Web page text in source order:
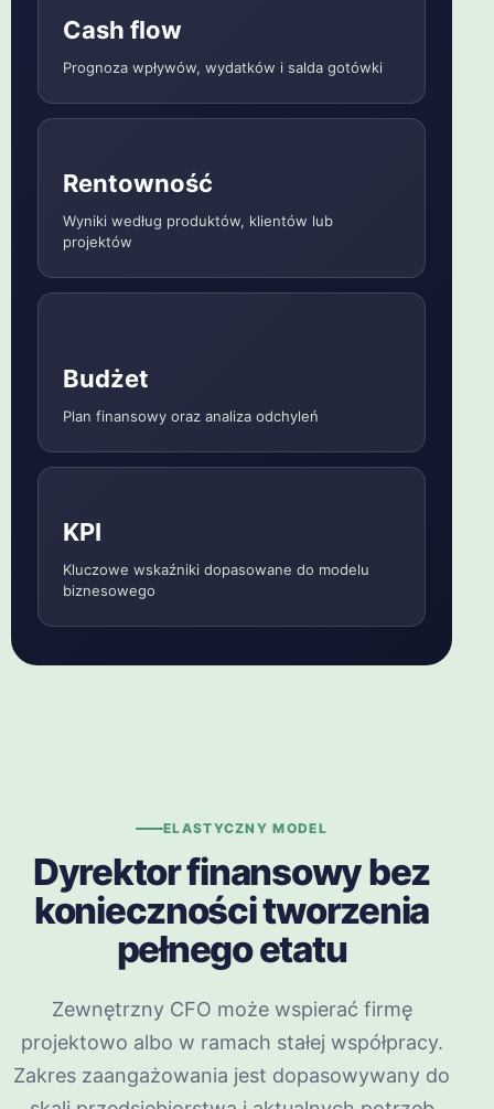
Cash flow
Prognoza wpływów, wydatków i salda gotówki
Rentowność
Wyniki według produktów, klientów lub
projektów
Budżet
Plan finansowy oraz analiza odchyleń
KPI
Kluczowe wskaźniki dopasowane do modelu
biznesowego
ELASTYCZNY MODEL
Dyrektor finansowy bez
konieczności tworzenia
pełnego etatu
Zewnętrzny CFO może wspierać firmę
projektowo albo w ramach stałej współpracy.
Zakres zaangażowania jest dopasowywany do